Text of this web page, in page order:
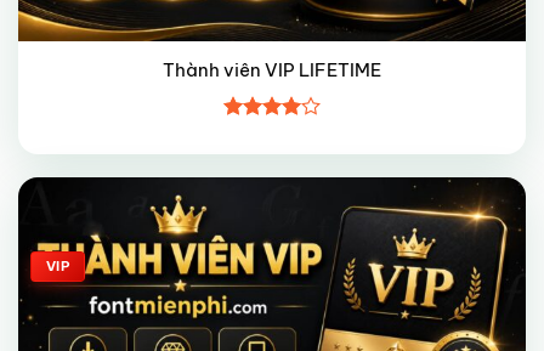
Thành viên VIP LIFETIME
xếp hạng
45 sao
Giảm giá!
VIP